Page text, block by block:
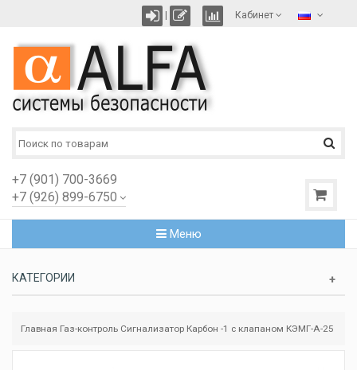
Кабинет
+7 (901) 700-3669
+7 (926) 899-6750
Меню
КАТЕГОРИИ
Главная Газ-контроль Сигнализатор Карбон -1 с клапаном КЭМГ-А-25